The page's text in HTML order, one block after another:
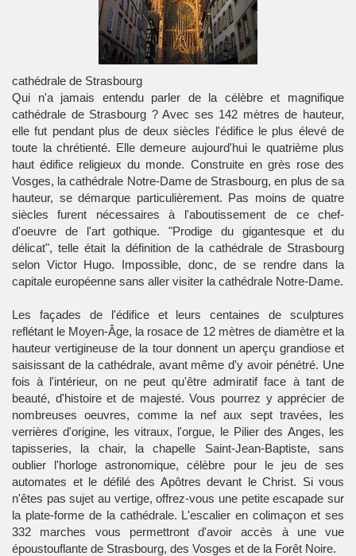
cathédrale de Strasbourg
Qui n'a jamais entendu parler de la célèbre et magnifique
cathédrale de Strasbourg ? Avec ses 142 mètres de hauteur,
elle fut pendant plus de deux siècles l'édifice le plus élevé de
toute la chrétienté. Elle demeure aujourd'hui le quatrième plus
haut édifice religieux du monde. Construite en grès rose des
Vosges, lacathédrale Notre-Dame de Strasbourg, en plus de sa
hauteur, se démarque particulièrement. Pas moins de quatre
siècles furent nécessaires à l'aboutissement de ce chef-
d'oeuvre de l'art gothique. "Prodige du gigantesque et du
délicat", telle était la définition de la cathédrale de Strasbourg
selon Victor Hugo. Impossible, donc, de se rendre dans la
capitale européenne sans aller visiter la cathédrale Notre-Dame.
Les façades de l'édifice et leurs centaines de sculptures
reflétant le Moyen-Âge, la rosace de 12 mètres de diamètre et la
hauteur vertigineuse de la tour donnent un aperçu grandiose et
saisissant de la cathédrale, avant même d'y avoir pénétré. Une
fois à l'intérieur, on ne peut qu'être admiratif face à tant de
beauté, d'histoire et de majesté. Vous pourrez y apprécier de
nombreuses oeuvres, comme la nef aux sept travées, les
verrières d'origine, les vitraux, l'orgue, le Pilier des Anges, les
tapisseries, la chair, la chapelle Saint-Jean-Baptiste, sans
oublier l'horloge astronomique, célèbre pour le jeu de ses
automates et le défilé des Apôtres devant le Christ. Si vous
n'êtes pas sujet au vertige, offrez-vous une petite escapade sur
la plate-forme de la cathédrale. L'escalier en colimaçon et ses
332 marches vous permettront d'avoir accès à une vue
époustouflante de Strasbourg, des Vosges et de la Forêt Noire.